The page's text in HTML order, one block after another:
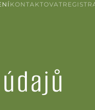
KONTAKTOVAT